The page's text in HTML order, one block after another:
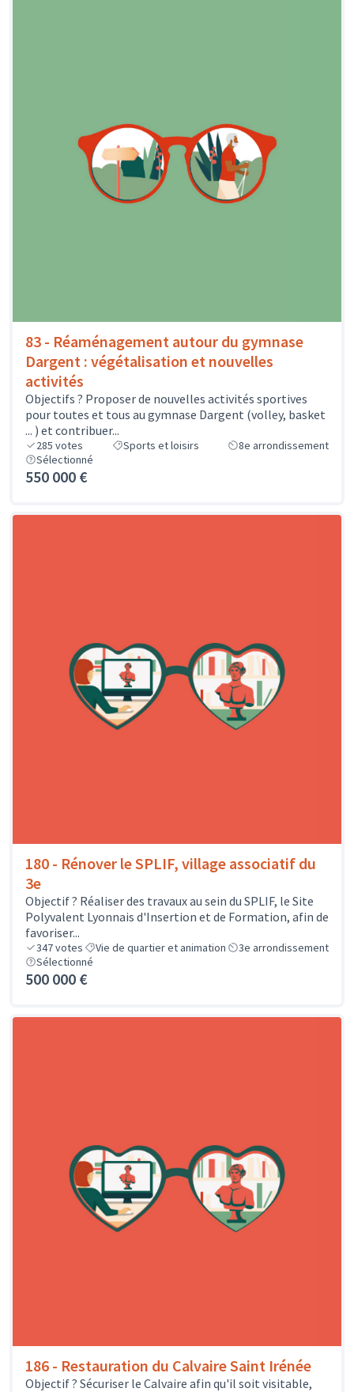
83 - Réaménagement autour du gymnase
Dargent : végétalisation et nouvelles
activités
Objectifs ? Proposer de nouvelles activités sportives
pour toutes et tous au gymnase Dargent (volley, basket
... ) et contribuer...
285 votes Sports et loisirs
8e arrondissement
Sélectionné
550 000 €
180 - Rénover le SPLIF, village associatif du
3e
Objectif ? Réaliser des travaux au sein du SPLIF, le Site
Polyvalent Lyonnais d'Insertion et de Formation, afin de
favoriser...
347votes Vie de quartier et animation
3e arrondissement
Sélectionné
500 000 €
186 - Restauration du Calvaire Saint Irénée
Objectif ? Sécuriser le Calvaire afin qu'il soit visitable,